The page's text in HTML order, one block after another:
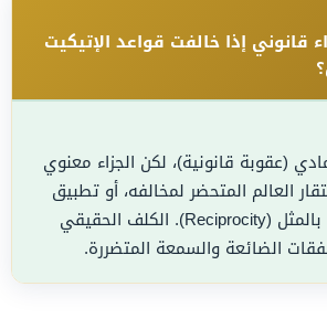
قانوني إذا خالفت قواعد الإتيكيت
(عقوبة قانونية)، لكن الجزاء معنوي
العالم المتحضر لمخالفه، أو تطبيق
مبدأ المعاملة بالمثل (Reciprocity). الكلف الحقيقي
الضائعة والسمعة المتضررة.